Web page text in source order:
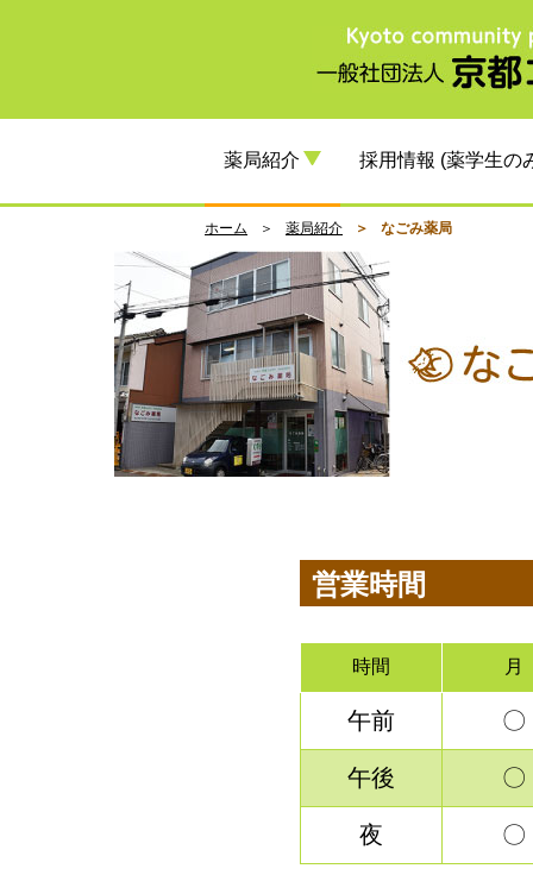
薬局紹介 採用情報 (薬学生の
ホーム 薬局紹介 なごみ薬局
営業時間
時間 月
午前 〇
午後 〇
夜 〇